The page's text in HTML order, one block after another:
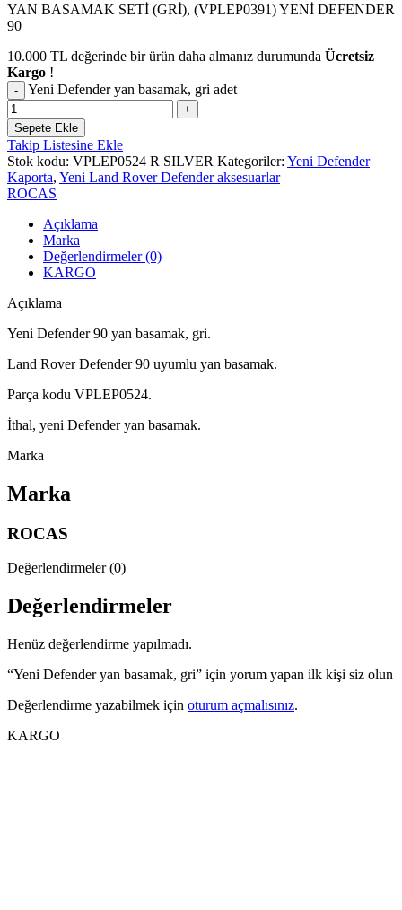
YAN BASAMAK SETİ (GRİ), (VPLEP0391) YENİ DEFENDER
90
10.000 TL değerinde bir ürün daha almanız durumunda Ücretsiz
Kargo !
Yeni Defender yan basamak, gri adet
Sepete Ekle
Takip Listesine Ekle
Stok kodu: VPLEP0524 R SILVER Kategoriler: Yeni Defender
Kaporta, Yeni Land Rover Defender aksesuarlar
ROCAS
Açıklama
Marka
Değerlendirmeler (0)
KARGO
Açıklama
Yeni Defender 90 yan basamak, gri.
Land Rover Defender 90 uyumlu yan basamak.
Parça kodu VPLEP0524.
İthal, yeni Defender yan basamak.
Marka
Marka
ROCAS
Değerlendirmeler (0)
Değerlendirmeler
Henüz değerlendirme yapılmadı.
“Yeni Defender yan basamak, gri” için yorum yapan ilk kişi siz olun
Değerlendirme yazabilmek için oturum açmalısınız.
KARGO